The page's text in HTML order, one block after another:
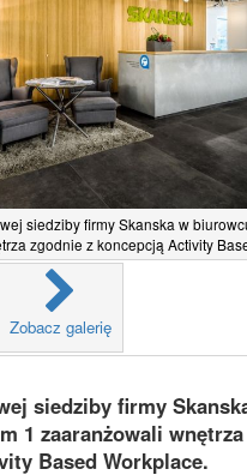
siedziby firmy Skanska w
zgodnie z koncepcją Activity
Zobacz galerię
siedziby firmy
1 zaaranżowali
Based Workplace.